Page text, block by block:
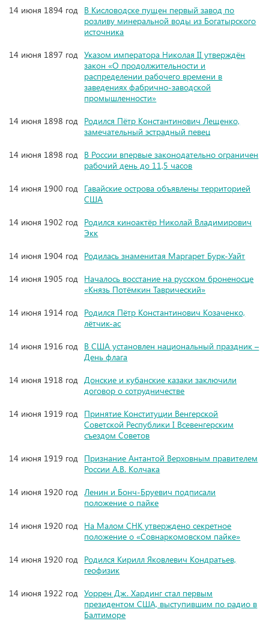
14 июня 1894 год В Кисловодске пущен первый завод по
розливу минеральной воды из Богатырского
источника
14 июня 1897 год Указом императора Николая II утверждён
закон «О продолжительности и
распределении рабочего времени в
заведениях фабрично-заводской
промышленности»
14 июня 1898 год Родился Пётр Константинович Лещенко,
замечательный эстрадный певец
14 июня 1898 год В России впервые законодательно ограничен
рабочий день до 11,5 часов
14 июня 1900 год Гавайские острова объявлены территорией
США
14 июня 1902 год Родился киноактёр Николай Владимирович
Экк
14 июня 1904 год Родилась знаменитая Маргарет Бурк-Уайт
14 июня 1905 год Началось восстание на русском броненосце
«Князь Потёмкин Таврический»
14 июня 1914 год Родился Пётр Константинович Козаченко,
лётчик-ас
14 июня 1916 год В США установлен национальный праздник –
День флага
14 июня 1918 год Донские и кубанские казаки заключили
договор о сотрудничестве
14 июня 1919 год Принятие Конституции Венгерской
Советской Республики I Всевенгерским
съездом Советов
14 июня 1919 год Признание Антантой Верховным правителем
России А.В. Колчака
14 июня 1920 год Ленин и Бонч-Бруевич подписали
положение о пайке
14 июня 1920 год На Малом СНК утверждено секретное
положение о «Совнаркомовском пайке»
14 июня 1920 год Родился Кирилл Яковлевич Кондратьев,
геофизик
14 июня 1922 год Уоррен Дж. Хардинг стал первым
президентом США, выступившим по радио в
Балтиморе